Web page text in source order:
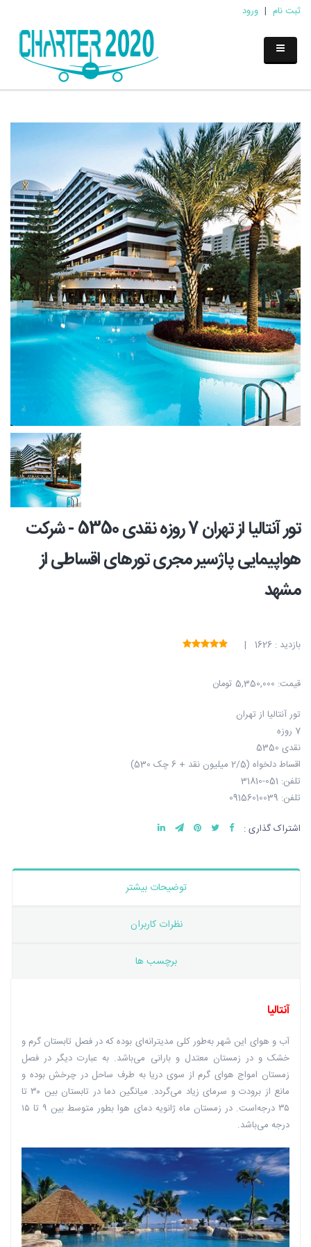
ثبت نام | ورود
تور آنتالیا از تهران 7 روزه نقدی 5350 - شرکت
هواپیمایی پاژسیر مجری تورهای اقساطی از
مشهد
بازدید : 1626 |
قیمت: 5,350,000 تومان
تور آنتالیا از تهران
7 روزه
نقدی 5350
اقساط دلخواه (2/5 میلیون نقد + 6 چک 530)
تلفن: 051-31810
تلفن: 09156010039
اشتراک گذاری :
توضیحات بیشتر
نظرات کاربران
برچسب ها
آنتالیا
آب و هوای این شهر به‌طور کلی مدیترانه‌ای بوده که در فصل تابستان گرم و
خشک و در زمستان معتدل و بارانی می‌باشد. به عبارت دیگر در فصل
زمستان امواج هوای گرم از سوی دریا به طرف ساحل در چرخش بوده و
مانع از برودت و سرمای زیاد می‌گردد. میانگین دما در تابستان بین ۳۰ تا
۳۵ درجه‌است. در زمستان ماه ژانویه دمای هوا بطور متوسط بین ۹ تا ۱۵
درجه می‌باشد.